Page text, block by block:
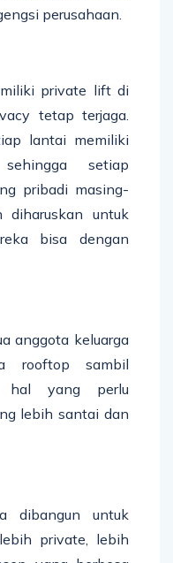
perusahaan.
private lift di
tetap terjaga.
lantai memiliki
setiap
pribadi masing-
diharuskan untuk
bisa dengan
anggota keluarga
rooftop sambil
hal yang perlu
lebih santai dan
dibangun untuk
private, lebih